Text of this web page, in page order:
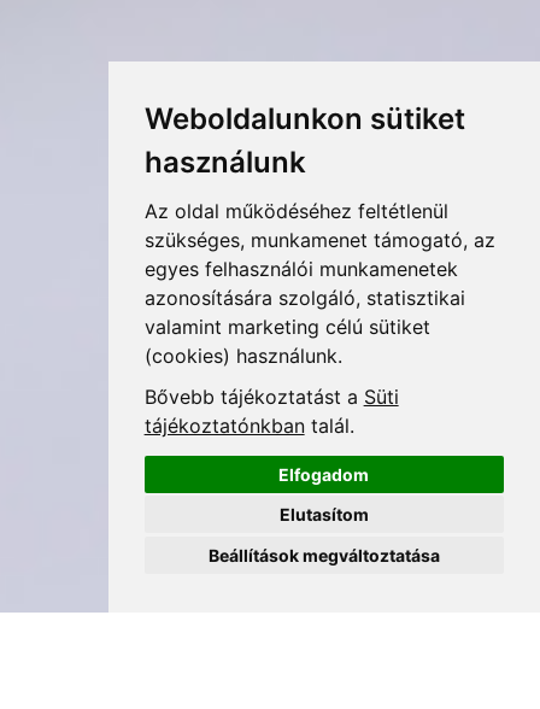
Weboldalunkon sütiket
használunk
Az oldal működéséhez feltétlenül
szükséges, munkamenet támogató, az
egyes felhasználói munkamenetek
azonosítására szolgáló, statisztikai
valamint marketing célú sütiket
(cookies) használunk.
Bővebb tájékoztatást a Süti
tájékoztatónkbantalál.
Elfogadom
Elutasítom
Beállítások megváltoztatása